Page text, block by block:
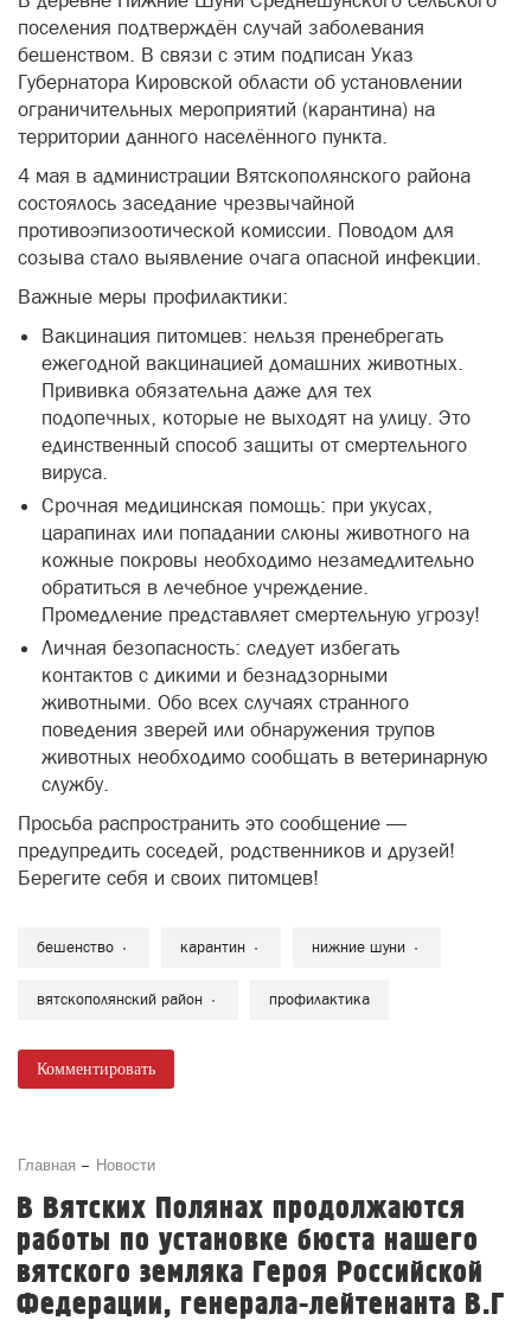
поселения подтверждён случай заболевания
бешенством. В связи с этим подписан Указ
Губернатора Кировской области об установлении
ограничительных мероприятий (карантина) на
территории данного населённого пункта.
4 мая в администрации Вятскополянского района
состоялось заседание чрезвычайной
противоэпизоотической комиссии. Поводом для
созыва стало выявление очага опасной инфекции.
Важные меры профилактики:
Вакцинация питомцев: нельзя пренебрегать
ежегодной вакцинацией домашних животных.
Прививка обязательна даже для тех
подопечных, которые не выходят на улицу. Это
единственный способ защиты от смертельного
вируса.
Срочная медицинская помощь: при укусах,
царапинах или попадании слюны животного на
кожные покровы необходимо незамедлительно
обратиться в лечебное учреждение.
Промедление представляет смертельную угрозу!
Личная безопасность: следует избегать
контактов с дикими и безнадзорными
животными. Обо всех случаях странного
поведения зверей или обнаружения трупов
животных необходимо сообщать в ветеринарную
службу.
Просьба распространить это сообщение —
предупредить соседей, родственников и друзей!
Берегите себя и своих питомцев!
бешенство карантин нижние шуни
вятскополянский район профилактика
Комментировать
Главная Новости
В Вятских Полянах продолжаются
работы по установке бюста нашего
вятского земляка Героя Российской
Федерации, генерала-лейтенанта В.Г